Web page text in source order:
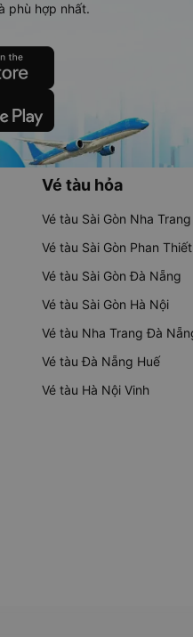
phù hợp nhất.
Vé tàu hỏa
Vé tàu Sài Gòn Nha Trang
Vé tàu Sài Gòn Phan Thiết
Vé tàu Sài Gòn Đà Nẵng
Vé tàu Sài Gòn Hà Nội
Vé tàu Nha Trang Đà
Vé tàu Đà Nẵng Huế
Vé tàu Hà Nội Vinh